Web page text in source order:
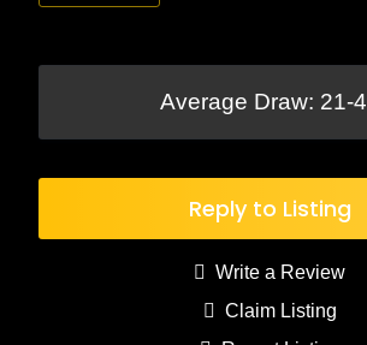
Average Draw: 21-
Reply to Listing
Write a Review
Claim Listing